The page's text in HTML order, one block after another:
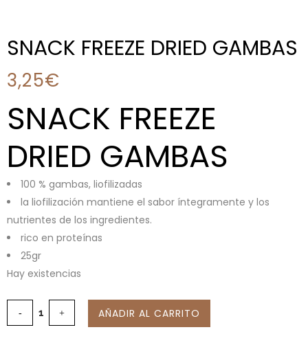
SNACK FREEZE DRIED GAMBAS
3,25€
SNACK FREEZE
DRIED GAMBAS
100 % gambas, liofilizadas
la liofilización mantiene el sabor íntegramente y los
nutrientes de los ingredientes.
rico en proteínas
25gr
Hay existencias
AÑADIR AL CARRITO